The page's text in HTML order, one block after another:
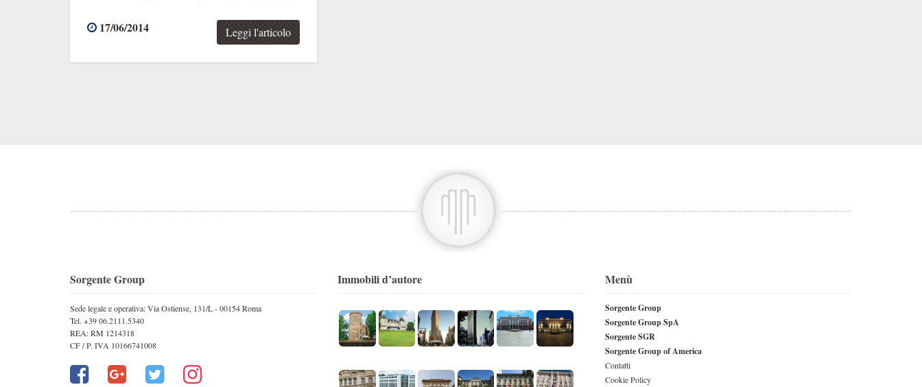
17/06/2014 Leggi l'articolo
Sorgente Group
Sede legale e operativa: Via Ostiense, 131/L - 00154 Roma
Tel. +39 06.2111.5340
REA: RM 1214318
CF / P. IVA 10166741008
Immobili d’autore Menù
Sorgente Group
Sorgente Group SpA
Sorgente SGR
Sorgente Group of America
Contatti
Cookie Policy